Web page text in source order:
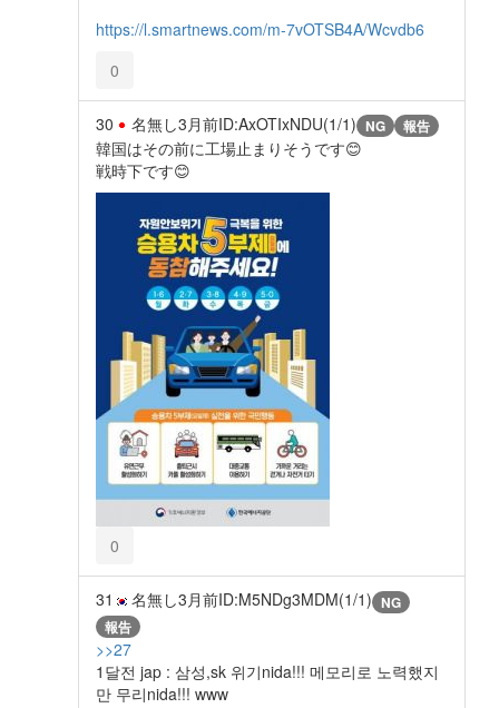
https://l.smartnews.com/m-7vOTSB4A/Wcvdb6
0
30 名無し3月前ID:AxOTIxNDU(1/1) NG 報告
韓国はその前に工場止まりそうです😊
戦時下です😊
0
31 名無し3月前ID:M5NDg3MDM(1/1) NG
報告
>>27
1달전 jap : 삼성,sk 위기nida!!! 메모리로 노력했지
만 무리nida!!! www